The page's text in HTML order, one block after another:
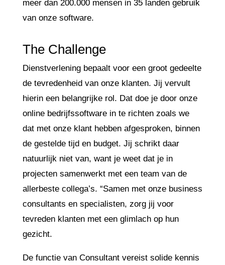
meer dan 200.000 mensen in 35 landen gebruik
van onze software.
The Challenge
Dienstverlening bepaalt voor een groot gedeelte
de tevredenheid van onze klanten. Jij vervult
hierin een belangrijke rol. Dat doe je door onze
online bedrijfssoftware in te richten zoals we
dat met onze klant hebben afgesproken, binnen
de gestelde tijd en budget. Jij schrikt daar
natuurlijk niet van, want je weet dat je in
projecten samenwerkt met een team van de
allerbeste collega’s. “Samen met onze business
consultants en specialisten, zorg jij voor
tevreden klanten met een glimlach op hun
gezicht.
De functie van Consultant vereist solide kennis